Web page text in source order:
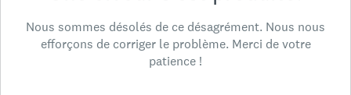
Nous sommes désolés de ce désagrément. Nous nous
efforçons de corriger le problème. Merci de votre
patience !